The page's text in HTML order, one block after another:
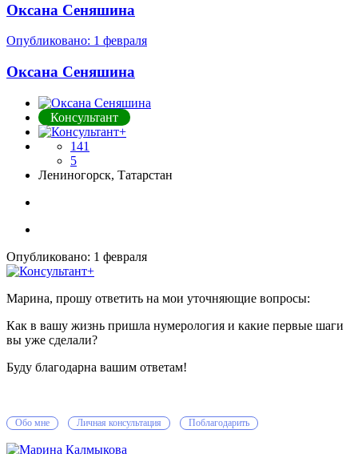
Оксана Сеняшина
Опубликовано: 1 февраля
Оксана Сеняшина
Консультант
141
5
Лениногорск, Татарстан
Опубликовано: 1 февраля
Марина, прошу ответить на мои уточняющие вопросы:
Как в вашу жизнь пришла нумерология и какие первые шаги
вы уже сделали?
Буду благодарна вашим ответам!
Обо мне Личная консультация Поблагодарить